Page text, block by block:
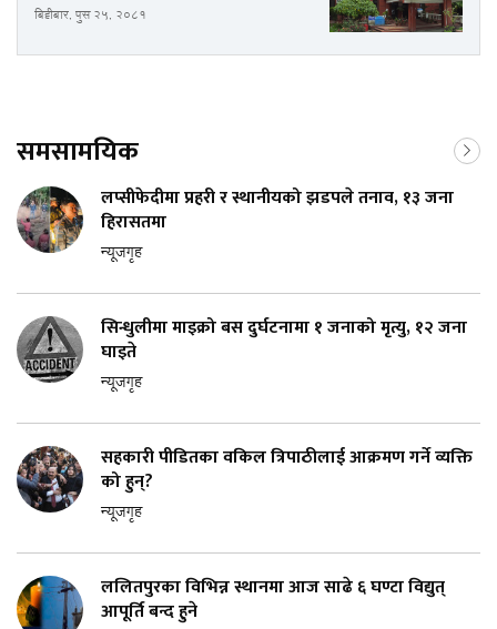
बिहीबार, पुस २५, २०८१
समसामयिक
लप्सीफेदीमा प्रहरी र स्थानीयको झडपले तनाव, १३ जना
हिरासतमा
न्यूजगृह
सिन्धुलीमा माइक्रो बस दुर्घटनामा १ जनाको मृत्यु, १२ जना
घाइते
न्यूजगृह
सहकारी पीडितका वकिल त्रिपाठीलाई आक्रमण गर्ने व्यक्ति
को हुन्?
न्यूजगृह
ललितपुरका विभिन्न स्थानमा आज साढे ६ घण्टा विद्युत्
आपूर्ति बन्द हुने